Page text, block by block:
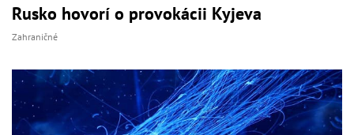
Rusko hovorí o provokácii Kyjeva
Zahraničné